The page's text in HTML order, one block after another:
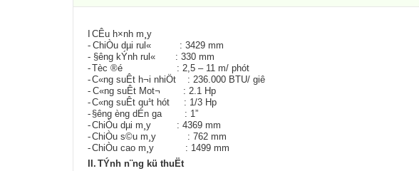
CÊu h×nh m¸y
- ChiÒu dµi rul« : 3429 mm
- §­êng kÝnh rul« : 330 mm
-Tèc ®é : 2,5 – 11 m/ phót
-C«ng suÊt h¬i nhiÖt : 236.000 BTU/ giê
- C«ng suÊt Mot¬ : 2.1 Hp
-C«ng suÊt qu¹t hót : 1/3 Hp
- §­êng èng dÉn ga : 1”
-ChiÒu dµi m¸y : 4369 mm
-ChiÒu s©u m¸y : 762 mm
-ChiÒu cao m¸y : 1499 mm
II. TÝnh n¨ng kü thuËt